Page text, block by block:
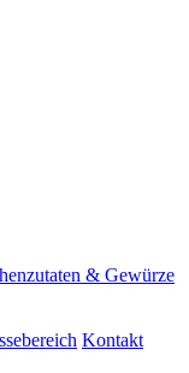
& Gewürze
Kontakt